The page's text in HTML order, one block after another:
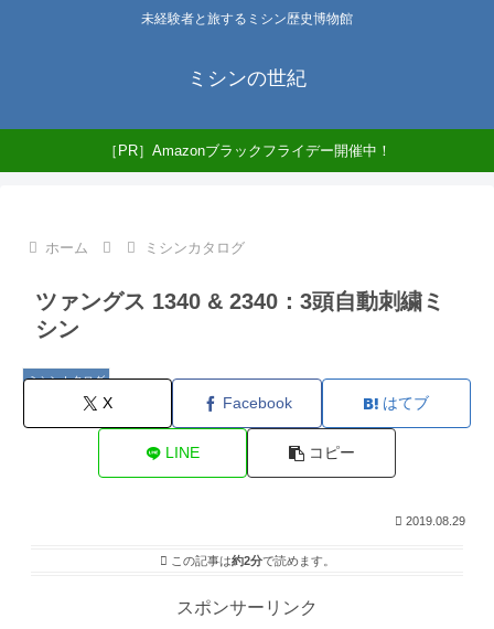
未経験者と旅するミシン歴史博物館
ミシンの世紀
［PR］Amazonブラックフライデー開催中！
ホーム ミシンカタログ
ツァングス 1340 & 2340：3頭自動刺繍ミ
シン
ミシンカタログ
X Facebook はてブ
LINE コピー
2019.08.29
この記事は約2分で読めます。
スポンサーリンク